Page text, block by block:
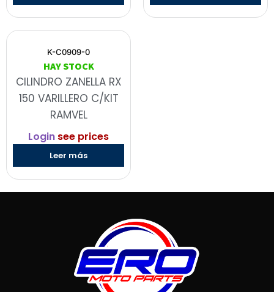
K-C0909-0
HAY STOCK
CILINDRO ZANELLA RX
150 VARILLERO C/KIT
RAMVEL
Login see prices
Leer más